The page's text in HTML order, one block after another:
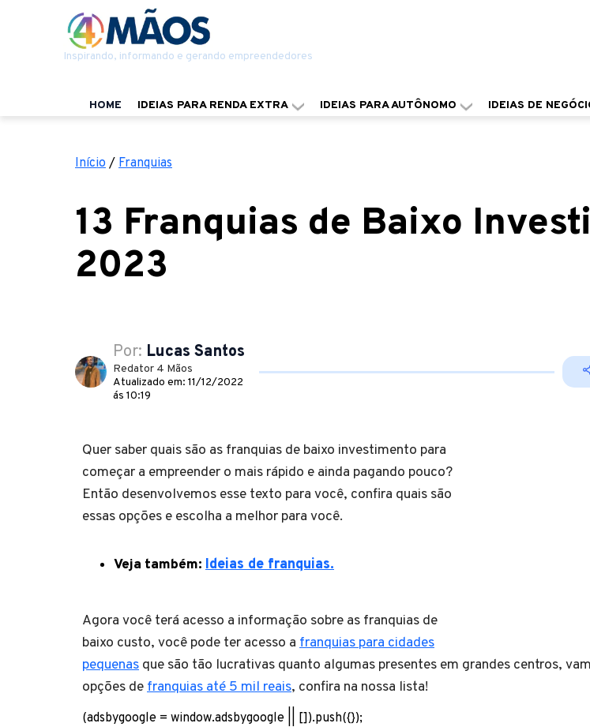
Inspirando, informando e gerando empreendedores
HOME IDEIAS PARA RENDA EXTRA IDEIAS PARA AUTÔNOMO IDEIAS DE
Início / Franquias
13 Franquias de Baixo
2023
Por: Lucas Santos
Redator 4 Mãos
Atualizado em: 11/12/2022
ás 10:19
Quer saber quais são as franquias de baixo investimento para
começar a empreender o mais rápido e ainda pagando pouco?
Então desenvolvemos esse texto para você, confira quais são
essas opções e escolha a melhor para você.
Veja também: Ideias de franquias.
Agora você terá acesso a informação sobre as franquias de
baixo custo, você pode ter acesso a franquias para cidades
pequenas que são tão lucrativas quanto algumas presentes em grandes centros,
opções de franquias até 5 mil reais, confira na nossa lista!
(adsbygoogle = window.adsbygoogle || []).push({});